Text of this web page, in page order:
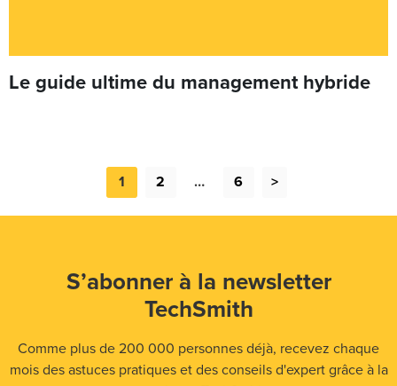
Le guide ultime du management hybride
1 2 … 6 >
S’abonner à la newsletter
TechSmith
Comme plus de 200 000 personnes déjà, recevez chaque
mois des astuces pratiques et des conseils d'expert grâce à la